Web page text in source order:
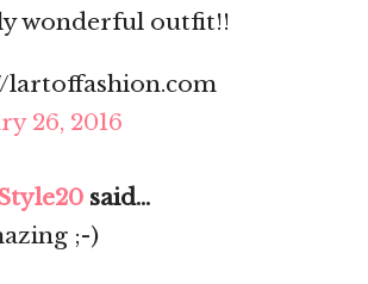
wonderful outfit!!
26, 2016
said...
;-)